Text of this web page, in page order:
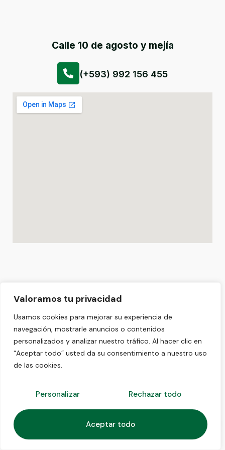
Valoramos tu privacidad
Usamos cookies para mejorar su experiencia de
navegación, mostrarle anuncios o contenidos
personalizados y analizar nuestro tráfico. Al hacer clic en
“Aceptar todo” usted da su consentimiento a nuestro uso
de las cookies.
Personalizar Rechazar todo
Aceptar todo
Calle 10 de agosto y mejía
(+593) 992 156 455